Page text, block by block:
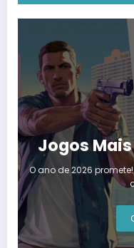
Jogos
O ano de 2026